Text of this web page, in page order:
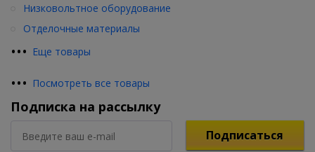
••• Еще товары
Низковольтное оборудование
Отделочные материалы
••• Посмотреть все товары
Подписка на рассылку
Подписаться